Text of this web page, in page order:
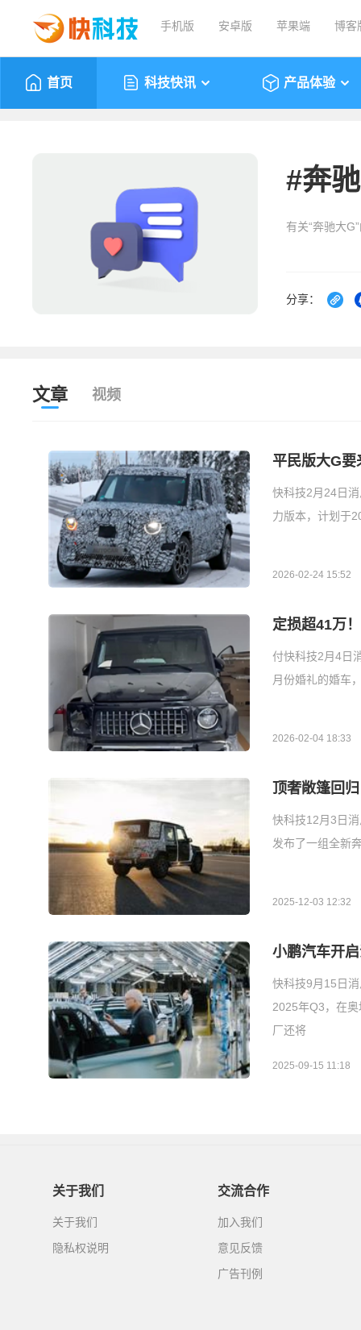
手机版 安卓版 苹果端 博客
首页 科技快讯 产品体验
#奔
有关“奔驰大
分享：
文章 视频
平民版大G
快科技2月24日
力版本，计划于
2026-02-24 15:52
定损超41万
付快科技2月4日
月份婚礼的婚车
2026-02-04 18:33
顶奢敞篷回
快科技12月3日
发布了一组全新
2025-12-03 12:32
小鹏汽车开
快科技9月15日
2025年Q3，在
厂还将
2025-09-15 11:18
关于我们
关于我们
隐私权说明
交流合作
加入我们
意见反馈
广告刊例